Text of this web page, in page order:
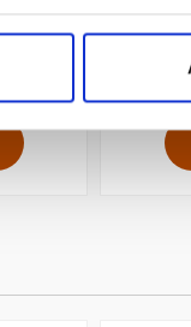
mm 96